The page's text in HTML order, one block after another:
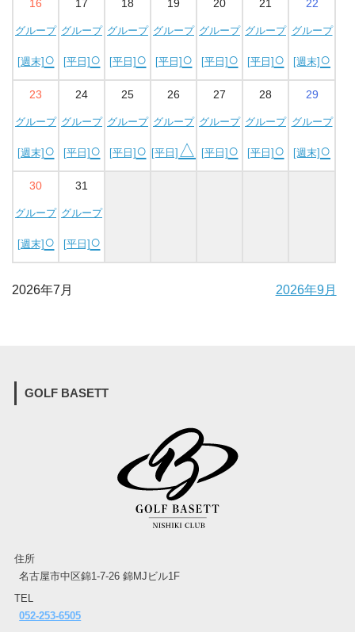
16
グループ
[週末] ○
17
グループ
[平日] ○
18
グループ
[平日] ○
19
グループ
[平日] ○
20
グループ
[平日] ○
21
グループ
[平日] ○
22
グループ
[週末] ○
23
グループ
[週末] ○
24
グループ
[平日] ○
25
グループ
[平日] ○
26
グループ
[平日] △
27
グループ
[平日] ○
28
グループ
[平日] ○
29
グループ
[週末] ○
30
グループ
[週末] ○
31
グループ
[平日] ○
2026年7月 2026年9月
GOLF BASETT
住所
名古屋市中区錦1-7-26 錦MJビル1F
TEL
052-253-6505